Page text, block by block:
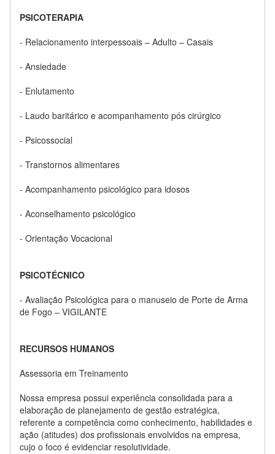
PSICOTERAPIA
- Relacionamento interpessoais – Adulto – Casais
- Ansiedade
- Enlutamento
- Laudo baritárico e acompanhamento pós cirúrgico
- Psicossocial
- Transtornos alimentares
- Acompanhamento psicológico para idosos
- Aconselhamento psicológico
- Orientação Vocacional
PSICOTÉCNICO
- Avaliação Psicológica para o manuseio de Porte de Arma
de Fogo – VIGILANTE
RECURSOS HUMANOS
Assessoria em Treinamento
Nossa empresa possui experiência consolidada para a
elaboração de planejamento de gestão estratégica,
referente a competência como conhecimento, habilidades e
ação (atitudes) dos profissionais envolvidos na empresa,
cujo o foco é evidenciar resolutividade.